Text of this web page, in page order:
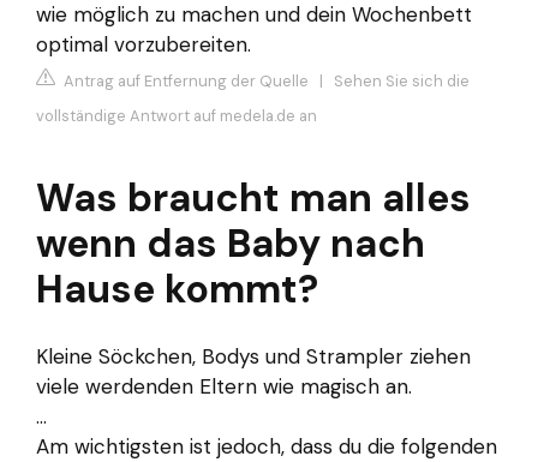
wie möglich zu machen und dein Wochenbett
optimal vorzubereiten.
Antrag auf Entfernung der Quelle | Sehen Sie sich die
vollständige Antwort auf medela.de an
Was braucht man alles
wenn das Baby nach
Hause kommt?
Kleine Söckchen, Bodys und Strampler ziehen
viele werdenden Eltern wie magisch an.
...
Am wichtigsten ist jedoch, dass du die folgenden